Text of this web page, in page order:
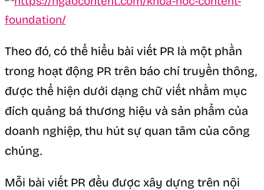
Theo đó, có thể hiểu bài viết PR là một phần
trong hoạt động PR trên báo chí truyền thông,
được thể hiện dưới dạng chữ viết nhằm mục
đích quảng bá thương hiệu và sản phẩm của
doanh nghiệp, thu hút sự quan tâm của công
chúng.
Mỗi bài viết PR đều được xây dựng trên nội